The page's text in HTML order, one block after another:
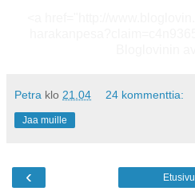
Petra klo 21.04 24 kommenttia:
Jaa muille
‹ Etusivu